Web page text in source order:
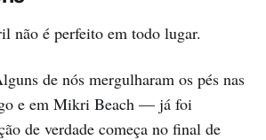
não é perfeito em todo lugar.
de nós mergulharam os pés nas
e em Mikri Beach — já foi
de verdade começa no final de